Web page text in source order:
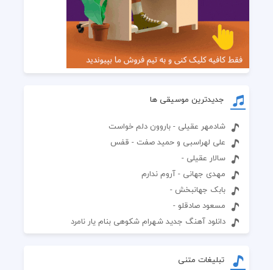
جدیدترین موسیقی ها
شادمهر عقیلی - باروون دلم خواست
علی لهراسبی و حمید صفت - قفس
سالار عقیلی -
مهدی جهانی - آروم ندارم
بابک جهانبخش -
مسعود صادقلو -
دانلود آهنگ جدید شهرام شکوهی بنام یار نامرد
تبلیغات متنی